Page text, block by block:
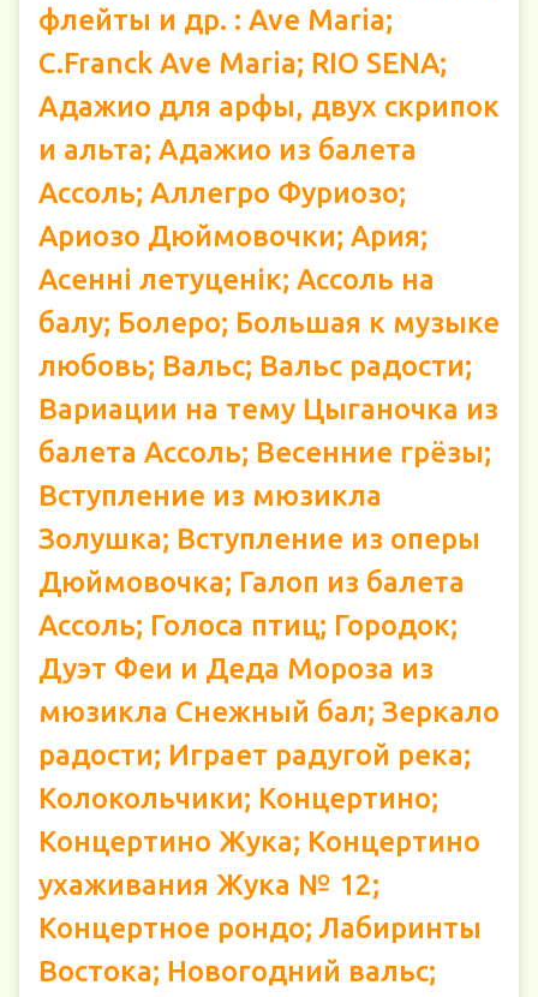
флейты и др. : Ave Maria;
C.Franck Ave Maria; RIO SENA;
Адажио для арфы, двух скрипок
и альта; Адажио из балета
Ассоль; Аллегро Фуриозо;
Ариозо Дюймовочки; Ария;
Асенні летуценік; Ассоль на
балу; Болеро; Большая к музыке
любовь; Вальс; Вальс радости;
Вариации на тему Цыганочка из
балета Ассоль; Весенние грёзы;
Вступление из мюзикла
Золушка; Вступление из оперы
Дюймовочка; Галоп из балета
Ассоль; Голоса птиц; Городок;
Дуэт Феи и Деда Мороза из
мюзикла Снежный бал; Зеркало
радости; Играет радугой река;
Колокольчики; Концертино;
Концертино Жука; Концертино
ухаживания Жука № 12;
Концертное рондо; Лабиринты
Востока; Новогодний вальс;